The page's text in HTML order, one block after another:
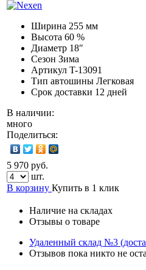
Ширина 255 мм
Высота 60 %
Диаметр 18″
Сезон Зима
Артикул T-13091
Тип автошины Легковая
Срок доставки 12 дней
В наличии:
много
Поделиться:
5 970 руб.
шт.
В корзину Купить в 1 клик
Наличие на складах
Отзывы о товаре
Удаленный склад №3
Отзывов пока никто не